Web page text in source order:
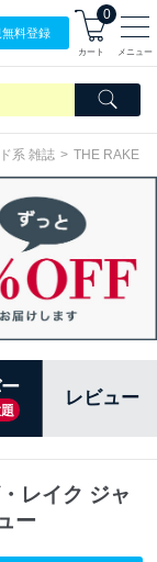
無料登録
0
カート メニュー
系 雑誌 THE RAKE
レビュー
レイク ジャ
ー